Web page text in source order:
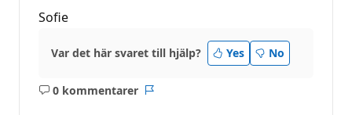
Sofie
Var det här svaret till hjälp? Yes No
0 kommentarer
Inga